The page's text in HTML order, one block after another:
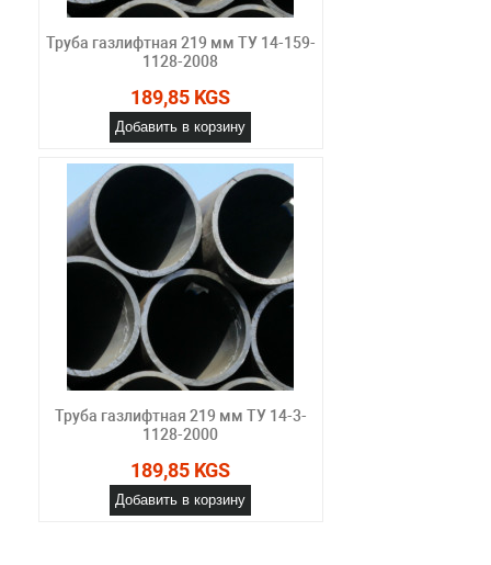
Труба газлифтная 219 мм ТУ 14-159-
1128-2008
189,85 KGS
Добавить в корзину
Труба газлифтная 219 мм ТУ 14-3-
1128-2000
189,85 KGS
Добавить в корзину